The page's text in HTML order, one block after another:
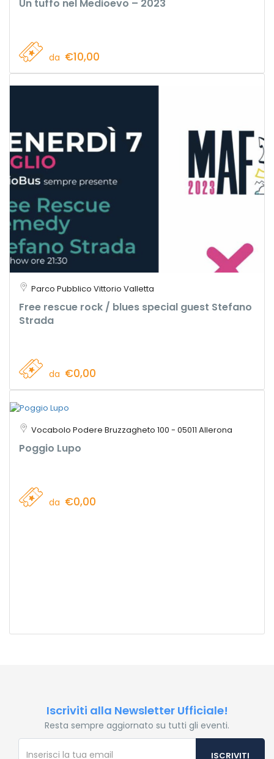
Un tuffo nel Medioevo – 2023
da €10,00
Parco Pubblico Vittorio Valletta
Free rescue rock / blues special guest Stefano
Strada
da €0,00
Vocabolo Podere Bruzzagheto 100 - 05011 Allerona
Poggio Lupo
da €0,00
Iscriviti alla Newsletter Ufficiale!
Resta sempre aggiornato su tutti gli eventi.